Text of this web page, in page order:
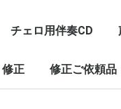
チェロ用伴奏CD
修正 修正ご依頼品